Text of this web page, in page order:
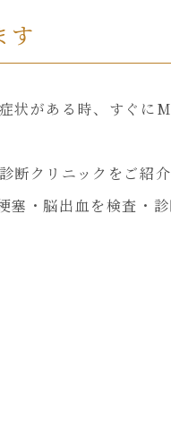
す
状がある時、すぐに
断クリニックをご紹
塞・脳出血を検査・